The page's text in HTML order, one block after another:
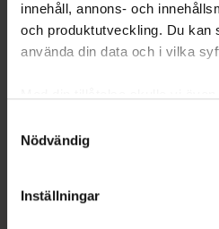
innehåll, annons- och
och produktutveckling. Du kan
använda din data och i vilka
som kan ha en
Ta reda på mer om hur dina
Nödvändig
Inställningar